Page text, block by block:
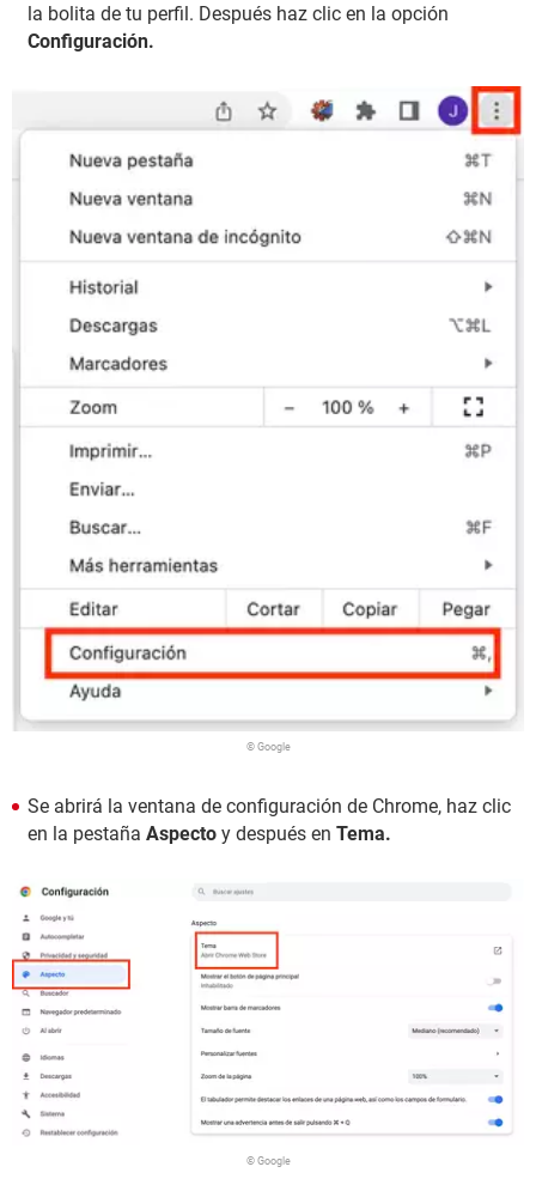
la bolita de tu perfil. Después haz clic en la opción
Configuración.
© Google
Se abrirá la ventana de configuración de Chrome, haz clic
en la pestaña Aspecto y después en Tema.
© Google